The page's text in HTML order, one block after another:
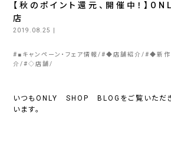
【秋のポイント還元、開催中！】
店
2019.08.25 |
# ■キャンペーン・フェア情報 #◆店舗紹介 #◆新作
介 #◇店舗
いつもONLY SHOP BLOGをご覧いただ
います。